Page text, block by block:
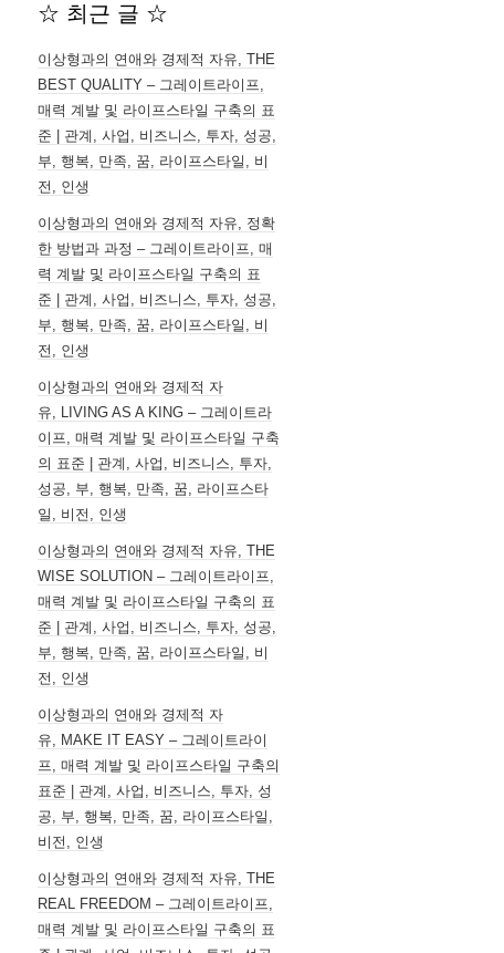
☆ 최근 글 ☆
이상형과의 연애와 경제적 자유, THE
BEST QUALITY – 그레이트라이프,
매력 계발 및 라이프스타일 구축의 표
준 | 관계, 사업, 비즈니스, 투자, 성공,
부, 행복, 만족, 꿈, 라이프스타일, 비
전, 인생
이상형과의 연애와 경제적 자유, 정확
한 방법과 과정 – 그레이트라이프, 매
력 계발 및 라이프스타일 구축의 표
준 | 관계, 사업, 비즈니스, 투자, 성공,
부, 행복, 만족, 꿈, 라이프스타일, 비
전, 인생
이상형과의 연애와 경제적 자
유, LIVING AS A KING – 그레이트라
이프, 매력 계발 및 라이프스타일 구축
의 표준 | 관계, 사업, 비즈니스, 투자,
성공, 부, 행복, 만족, 꿈, 라이프스타
일, 비전, 인생
이상형과의 연애와 경제적 자유, THE
WISE SOLUTION – 그레이트라이프,
매력 계발 및 라이프스타일 구축의 표
준 | 관계, 사업, 비즈니스, 투자, 성공,
부, 행복, 만족, 꿈, 라이프스타일, 비
전, 인생
이상형과의 연애와 경제적 자
유, MAKE IT EASY – 그레이트라이
프, 매력 계발 및 라이프스타일 구축의
표준 | 관계, 사업, 비즈니스, 투자, 성
공, 부, 행복, 만족, 꿈, 라이프스타일,
비전, 인생
이상형과의 연애와 경제적 자유, THE
REAL FREEDOM – 그레이트라이프,
매력 계발 및 라이프스타일 구축의 표